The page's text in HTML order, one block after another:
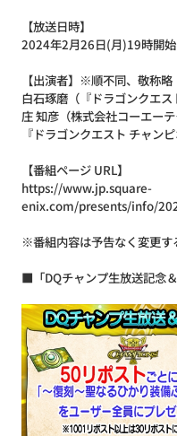
【放送日時】
2024年2月26日(月)19時開始
【出演者】※順不同、敬称略
白石琢磨（『ドラゴンクエス
庄 知彦（株式会社コーエー
『ドラゴンクエスト チャン
【番組ページ URL】
https://www.jp.square-
enix.com/presents/info/
※番組内容は予告なく変更す
■「DQチャンプ生放送記念